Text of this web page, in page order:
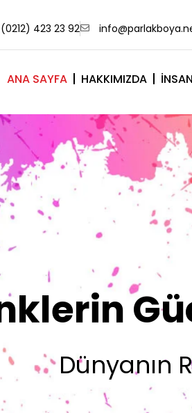
(0212) 423 23 92
ANA SAYFA HAKKIMIZDA